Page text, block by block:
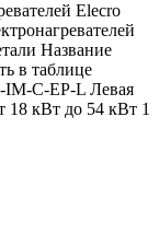
Elecro
Название
в таблице
IM-C-EP-L Левая
18 кВт до 54 кВт 1